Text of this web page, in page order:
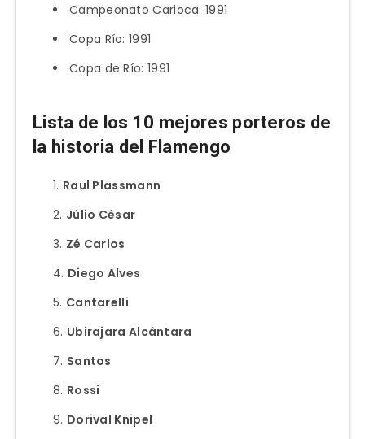
Campeonato Carioca: 1991
Copa Río: 1991
Copa de Río: 1991
Lista de los 10 mejores porteros de
la historia del Flamengo
Raul Plassmann
Júlio César
Zé Carlos
Diego Alves
Cantarelli
Ubirajara Alcântara
Santos
Rossi
Dorival Knipel